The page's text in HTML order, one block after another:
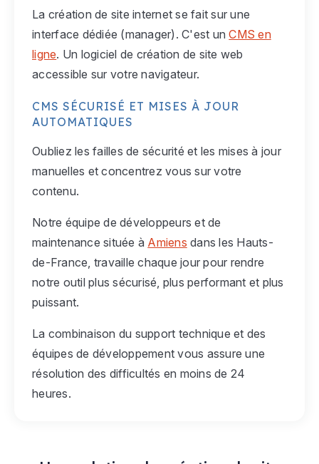
La création de site internet se fait sur une
interface dédiée (manager). C'est unCMS en
ligne. Un logiciel de création de site web
accessible sur votre navigateur.
CMS SÉCURISÉ ET MISES À JOUR
AUTOMATIQUES
Oubliez les failles de sécurité et les mises à jour
manuelles et concentrez vous sur votre
contenu.
Notre équipe de développeurs et de
maintenance située à Amiens dans les Hauts-
de-France, travaille chaque jour pour rendre
notre outil plus sécurisé, plus performant et plus
puissant.
La combinaison du support technique et des
équipes de développement vous assure une
résolution des difficultés en moins de 24
heures.